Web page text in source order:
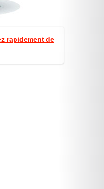
rapidement de